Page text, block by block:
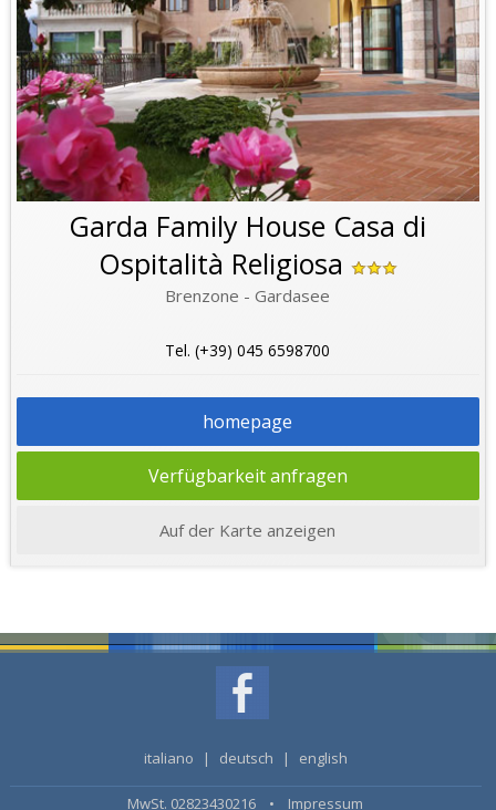
Garda Family House Casa di
Ospitalità Religiosa
Brenzone - Gardasee
Tel. (+39) 045 6598700
homepage
Verfügbarkeit anfragen
Auf der Karte anzeigen
italiano | deutsch | english
MwSt. 02823430216 • Impressum